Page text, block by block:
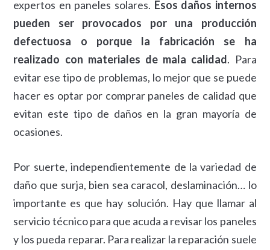
expertos en paneles solares. Esos daños internos
pueden ser provocados por una producción
defectuosa o porque la fabricación se ha
realizado con materiales de mala calidad. Para
evitar ese tipo de problemas, lo mejor que se puede
hacer es optar por comprar paneles de calidad que
evitan este tipo de daños en la gran mayoría de
ocasiones.
Por suerte, independientemente de la variedad de
daño que surja, bien sea caracol, deslaminación… lo
importante es que hay solución. Hay que llamar al
servicio técnico para que acuda a revisar los paneles
y los pueda reparar. Para realizar la reparación suele